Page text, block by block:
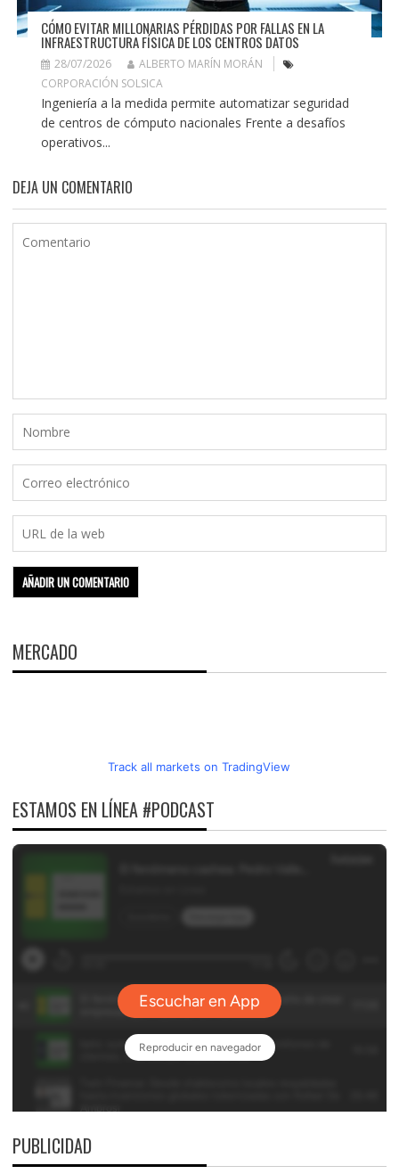
CÓMO EVITAR MILLONARIAS PÉRDIDAS POR FALLAS EN LA
INFRAESTRUCTURA FÍSICA DE LOS CENTROS DATOS
28/07/2026
ALBERTO MARÍN MORÁN
CORPORACIÓN SOLSICA
Ingeniería a la medida permite automatizar seguridad
de centros de cómputo nacionales Frente a desafíos
operativos...
DEJA UN COMENTARIO
MERCADO
Track all markets on TradingView
ESTAMOS EN LÍNEA #PODCAST
PUBLICIDAD